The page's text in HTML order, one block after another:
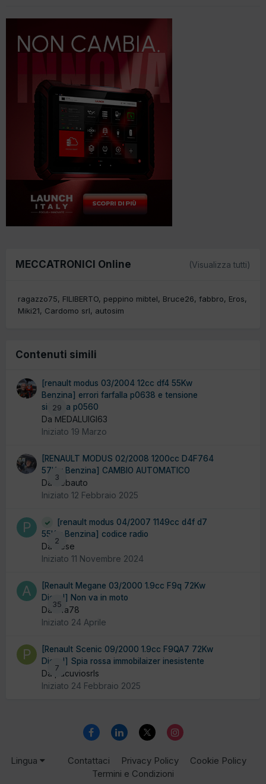
MECCATRONICI Online (Visualizza tutti)
ragazzo75 FILIBERTO peppino mibtel Bruce26 fabbro
Eros
Miki21
Cardomo srl autosim
Contenuti simili
29
[renault modus 03/2004 12cc df4 55Kw
Benzina] errori farfalla p0638 e tensione
sistema p0560
Da MEDALUIGI63
Iniziato 19 Marzo
3
[RENAULT MODUS 02/2008 1200cc D4F764
57Kw Benzina] CAMBIO AUTOMATICO
Da debauto
Iniziato 12 Febbraio 2025
2
[renault modus 04/2007 1149cc d4f d7
55Kw Benzina] codice radio
Da Pese
Iniziato 11 Novembre 2024
35
[Renault Megane 03/2000 1.9cc F9q 72Kw
Diesel] Non va in moto
Da alfa78
Iniziato 24 Aprile
7
[Renault Scenic 09/2000 1.9cc F9QA7 72Kw
Diesel] Spia rossa immobilaizer inesistente
Da pacuviosrls
Iniziato 24 Febbraio 2025
Lingua Contattaci Privacy Policy
Cookie Policy
Termini e Condizioni